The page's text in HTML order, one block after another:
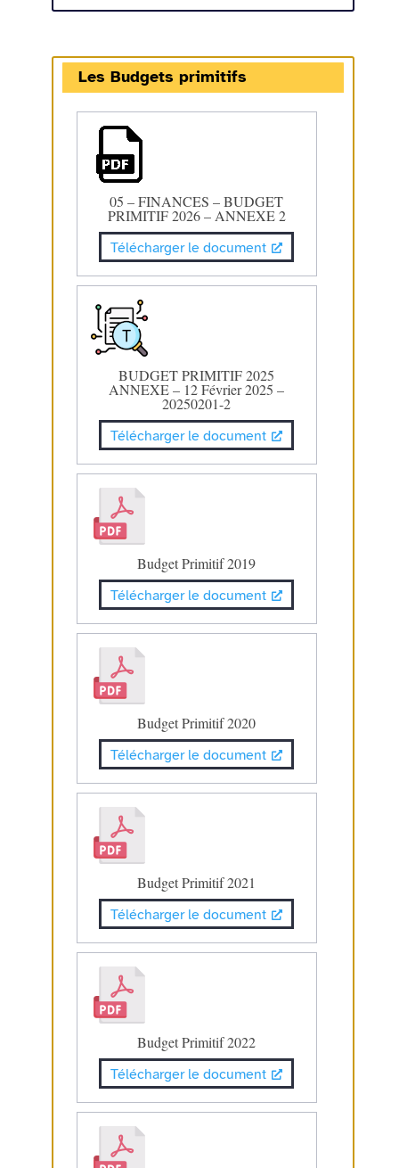
Les Budgets primitifs
05 – FINANCES – BUDGET
PRIMITIF 2026 – ANNEXE 2
Télécharger le document
BUDGET PRIMITIF 2025
ANNEXE – 12 Février 2025 –
20250201-2
Télécharger le document
Budget Primitif 2019
Télécharger le document
Budget Primitif 2020
Télécharger le document
Budget Primitif 2021
Télécharger le document
Budget Primitif 2022
Télécharger le document